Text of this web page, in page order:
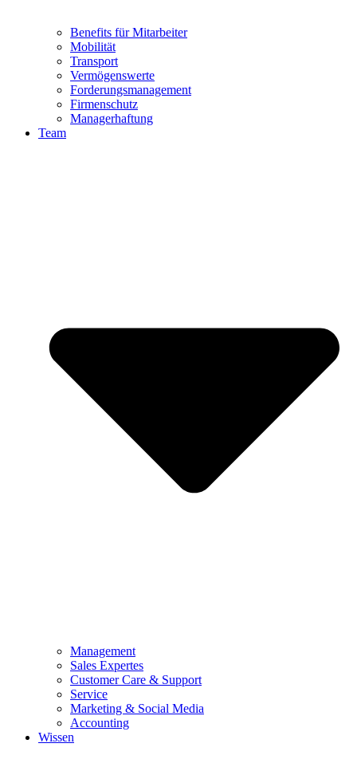
Benefits für Mitarbeiter
Mobilität
Transport
Vermögenswerte
Forderungsmanagement
Firmenschutz
Managerhaftung
Team
Management
Sales Expertes
Customer Care & Support
Service
Marketing & Social Media
Accounting
Wissen